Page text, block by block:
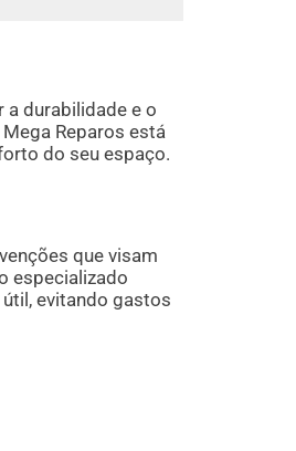
a durabilidade e o
Reparos está
do seu espaço.
que visam
especializado
evitando gastos